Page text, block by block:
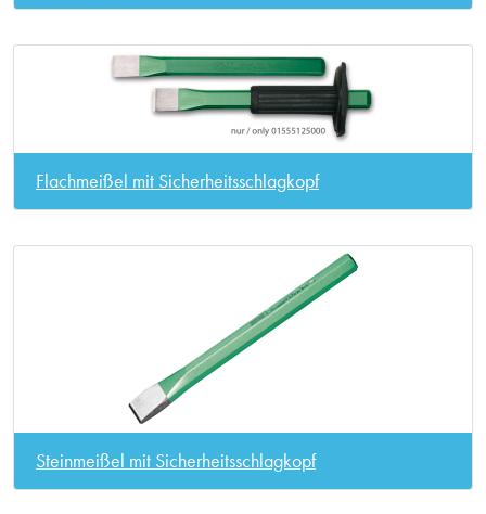
Flachmeißel mit Sicherheitsschlagkopf
Steinmeißel mit Sicherheitsschlagkopf